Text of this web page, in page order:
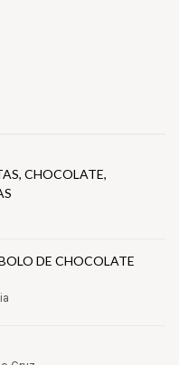
CHOCOLATE,
DE CHOCOLATE